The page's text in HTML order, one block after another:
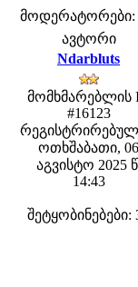
მოდერატორები:
ავტორი
Ndarbluts
მომხმარებლის
#16123
ოთხშაბათი, 06
აგვისტო 2025
14:43
შეტყობინებები: